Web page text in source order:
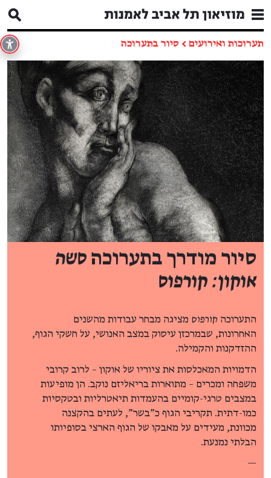
תערוכות ואירועים ← סיור בתערוכה
סיור מודרך בתערוכה סשה
אוקון: קורפוס
התערוכה קורפוס מציגה מבחר עבודות מהשנים
האחרונות, שבמרכזן עיסוק במצב האנושי, על חשקי הגוף,
ההזדקנות והקמילה.
הדמויות המאכלסות את ציוריו של אוקון – לרוב קרובי
משפחה ומכרים – מתוארות בריאליזם נוקב. הן מופיעות
במצבים טרגי-קומיים בהעמדות תיאטרליות ובטקסיות
כמו-דתית. תקריבי הגוף כ"בשר", לעתים בהקצנה
מכוונת, מעידים על מאבקו של הגוף הארצי בסופיותו
הבלתי נמנעת.
—